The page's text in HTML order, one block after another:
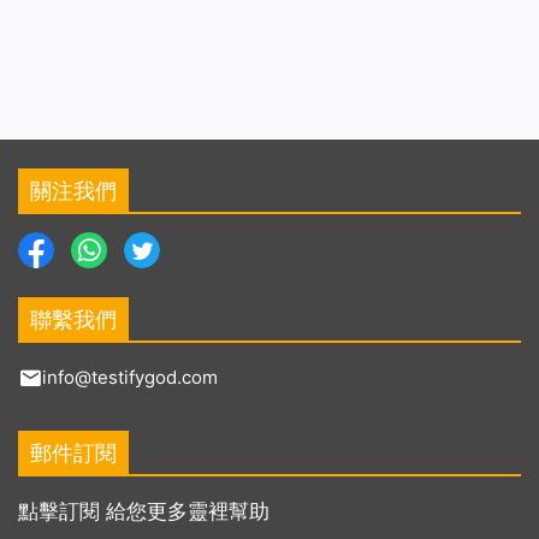
關注我們
聯繫我們
info@testifygod.com
郵件訂閱
點擊訂閱 給您更多靈裡幫助